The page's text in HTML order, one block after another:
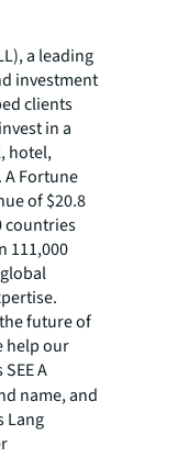
a leading
investment
clients
in a
hotel,
Fortune
of $20.8
countries
111,000
future of
help our
A
name, and
Lang